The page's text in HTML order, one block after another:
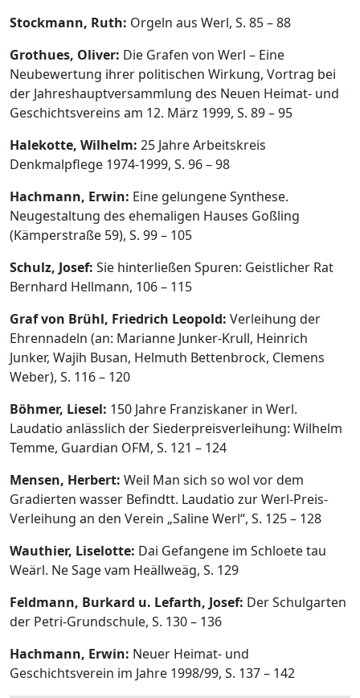
Stockmann, Ruth: Orgeln aus Werl, S. 85 – 88
Grothues, Oliver: Die Grafen von Werl – Eine
Neubewertung ihrer politischen Wirkung, Vortrag bei
der Jahreshauptversammlung des Neuen Heimat- und
Geschichtsvereins am 12. März 1999, S. 89 – 95
Halekotte, Wilhelm: 25 Jahre Arbeitskreis
Denkmalpflege 1974-1999, S. 96 – 98
Hachmann, Erwin: Eine gelungene Synthese.
Neugestaltung des ehemaligen Hauses Goßling
(Kämperstraße 59), S. 99 – 105
Schulz, Josef: Sie hinterließen Spuren: Geistlicher Rat
Bernhard Hellmann, 106 – 115
Graf von Brühl, Friedrich Leopold: Verleihung der
Ehrennadeln (an: Marianne Junker-Krull, Heinrich
Junker, Wajih Busan, Helmuth Bettenbrock, Clemens
Weber), S. 116 – 120
Böhmer, Liesel: 150 Jahre Franziskaner in Werl.
Laudatio anlässlich der Siederpreisverleihung: Wilhelm
Temme, Guardian OFM, S. 121 – 124
Mensen, Herbert: Weil Man sich so wol vor dem
Gradierten wasser Befindtt. Laudatio zur Werl-Preis-
Verleihung an den Verein „Saline Werl“, S. 125 – 128
Wauthier, Liselotte: Dai Gefangene im Schloete tau
Weärl. Ne Sage vam Heällweäg, S. 129
Feldmann, Burkard u. Lefarth, Josef: Der Schulgarten
der Petri-Grundschule, S. 130 – 136
Hachmann, Erwin: Neuer Heimat- und
Geschichtsverein im Jahre 1998/99, S. 137 – 142